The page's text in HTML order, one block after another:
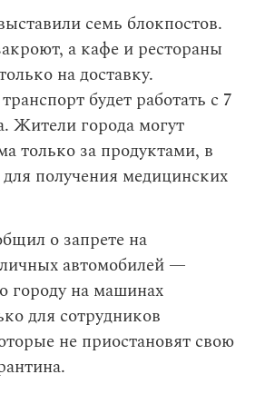
семь блокпостов.
а кафе и рестораны
на доставку.
будет работать с 7
Жители города могут
только за продуктами, в
получения медицинских
о запрете на
автомобилей —
городу на машинах
для сотрудников
не приостановят свою